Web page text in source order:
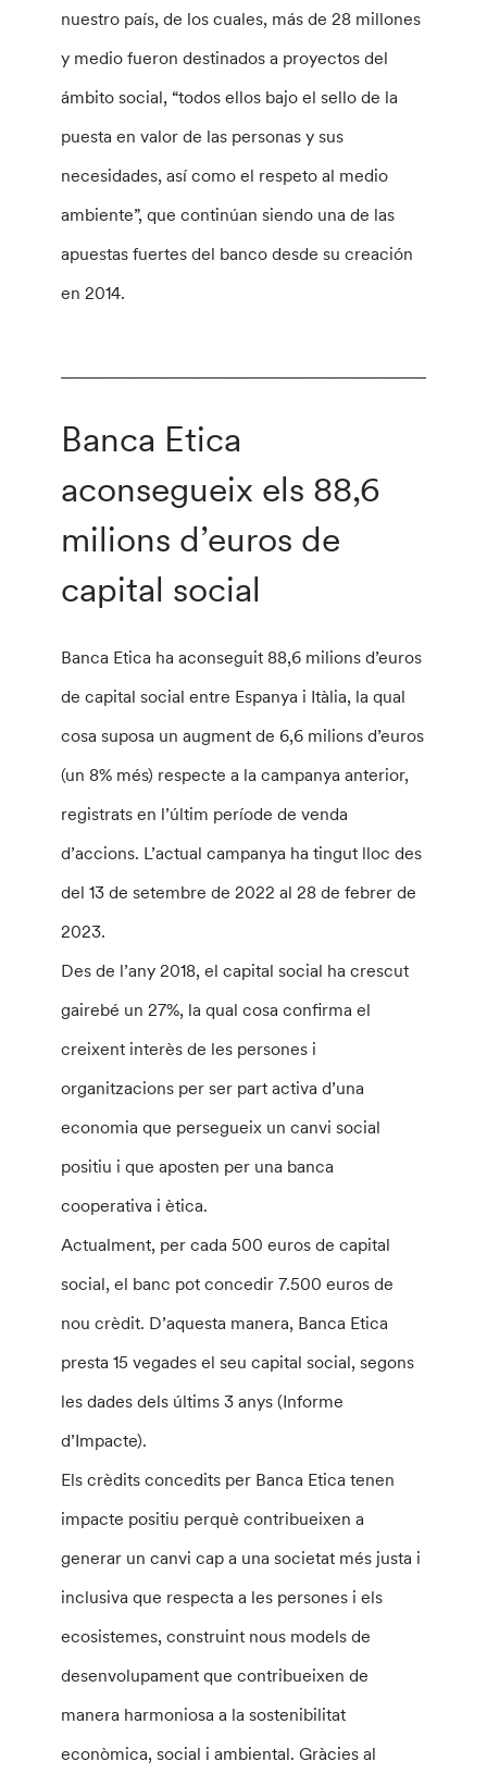
nuestro país, de los cuales, más de 28 millones
y medio fueron destinados a proyectos del
ámbito social, “todos ellos bajo el sello de la
puesta en valor de las personas y sus
necesidades, así como el respeto al medio
ambiente”, que continúan siendo una de las
apuestas fuertes del banco desde su creación
en 2014.
Banca Etica
aconsegueix els 88,6
milions d’euros de
capital social
Banca Etica ha aconseguit 88,6 milions d’euros
de capital social entre Espanya i Itàlia, la qual
cosa suposa un augment de 6,6 milions d’euros
(un 8% més) respecte a la campanya anterior,
registrats en l’últim període de venda
d’accions. L’actual campanya ha tingut lloc des
del 13 de setembre de 2022 al 28 de febrer de
2023.
Des de l’any 2018, el capital social ha crescut
gairebé un 27%, la qual cosa confirma el
creixent interès de les persones i
organitzacions per ser part activa d’una
economia que persegueix un canvi social
positiu i que aposten per una banca
cooperativa i ètica.
Actualment, per cada 500 euros de capital
social, el banc pot concedir 7.500 euros de
nou crèdit. D’aquesta manera, Banca Etica
presta 15 vegades el seu capital social, segons
les dades dels últims 3 anys (Informe
d’Impacte).
Els crèdits concedits per Banca Etica tenen
impacte positiu perquè contribueixen a
generar un canvi cap a una societat més justa i
inclusiva que respecta a les persones i els
ecosistemes, construint nous models de
desenvolupament que contribueixen de
manera harmoniosa a la sostenibilitat
econòmica, social i ambiental. Gràcies al